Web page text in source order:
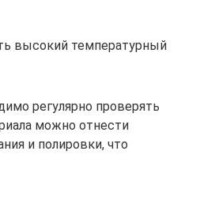
высокий температурный
регулярно проверять
можно отнести
и полировки, что